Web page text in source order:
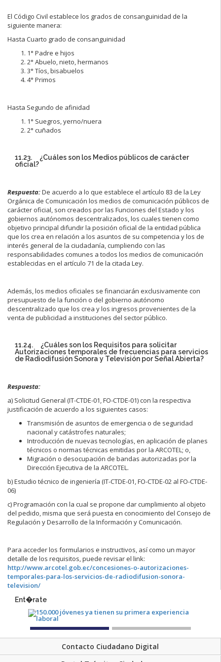
El Código Civil establece los grados de consanguinidad de la
siguiente manera:
Hasta Cuarto grado de consanguinidad
1° Padre e hijos
2° Abuelo, nieto, hermanos
3° Tíos, bisabuelos
4° Primos
Hasta Segundo de afinidad
1° Suegros, yerno/nuera
2° cuñados
11.23. ¿Cuáles son los Medios públicos de carácter
oficial?
Respuesta:De acuerdo a lo que establece el artículo 83 de la Ley
Orgánica de Comunicación los medios de comunicación públicos de
carácter oficial, son creados por las Funciones del Estado y los
gobiernos autónomos descentralizados, los cuales tienen como
objetivo principal difundir la posición oficial de la entidad pública
que los crea en relación a los asuntos de su competencia y los de
interés general de la ciudadanía, cumpliendo con las
responsabilidades comunes a todos los medios de comunicación
establecidas en el artículo 71 de la citada Ley.
Además, los medios oficiales se financiarán exclusivamente con
presupuesto de la función o del gobierno autónomo
descentralizado que los crea y los ingresos provenientes de la
venta de publicidad a instituciones del sector público.
11.24. ¿Cuáles son los Requisitos para solicitar
Autorizaciones temporales de frecuencias para servicios
de Radiodifusión Sonora y Televisión por Señal Abierta?
Respuesta:
a) Solicitud General (IT-CTDE-01, FO-CTDE-01) con la respectiva
justificación de acuerdo a los siguientes casos:
Transmisión de asuntos de emergencia o de seguridad
nacional y catástrofes naturales;
Introducción de nuevas tecnologías, en aplicación de planes
técnicos o normas técnicas emitidas por la ARCOTEL; o,
Migración o desocupación de bandas autorizadas por la
Dirección Ejecutiva de la ARCOTEL.
b) Estudio técnico de ingeniería (IT-CTDE-01, FO-CTDE-02 al FO-CTDE-
06)
c) Programación con la cual se propone dar cumplimiento al objeto
del pedido, misma que será puesta en conocimiento del Consejo de
Regulación y Desarrollo de la Información y Comunicación.
Para acceder los formularios e instructivos, así como un mayor
detalle de los requisitos, puede revisar el link:
http://www.arcotel.gob.ec/concesiones-o-autorizaciones-
temporales-para-los-servicios-de-radiodifusion-sonora-
television/
Ent�rate
Contacto Ciudadano Digital